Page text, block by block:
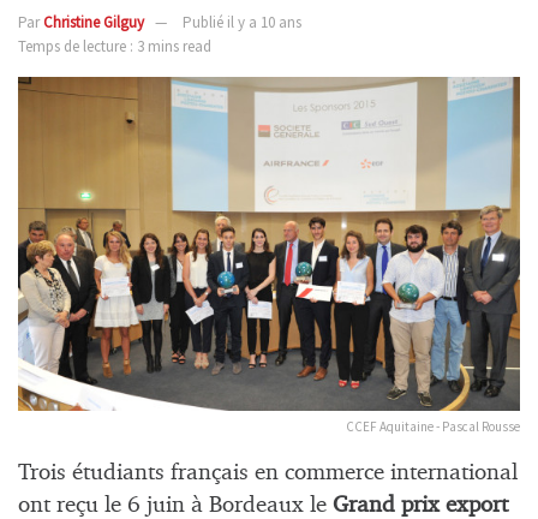
ParChristine Gilguy
Publié il y a 10 ans
Temps de lecture : 3 mins read
CCEF Aquitaine - Pascal Rousse
Trois étudiants français en commerce international
ont reçu le 6 juin à Bordeaux le Grand prix export